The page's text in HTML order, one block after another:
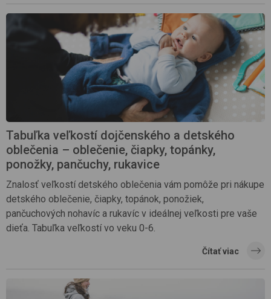
Tabuľka veľkostí dojčenského a detského
oblečenia – oblečenie, čiapky, topánky,
ponožky, pančuchy, rukavice
Znalosť veľkostí detského oblečenia vám pomôže pri nákupe
detského oblečenie, čiapky, topánok, ponožiek,
pančuchových nohavíc a rukavíc v ideálnej veľkosti pre vaše
dieťa. Tabuľka veľkostí vo veku 0-6.
Čítať viac